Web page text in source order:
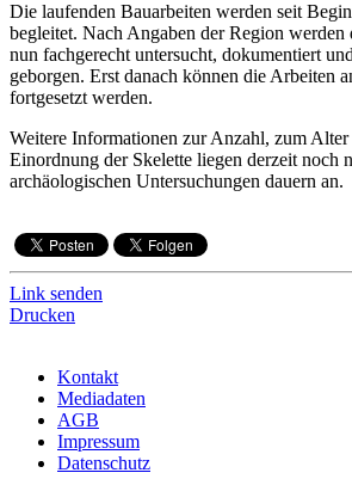
Die laufenden Bauarbeiten werden seit
begleitet. Nach Angaben der Region werden
nun fachgerecht untersucht, dokumentiert
geborgen. Erst danach können die Arbeiten
fortgesetzt werden.
Weitere Informationen zur Anzahl, zum Alter
Einordnung der Skelette liegen derzeit noch
archäologischen Untersuchungen dauern an.
Link senden
Drucken
Kontakt
Mediadaten
AGB
Impressum
Datenschutz